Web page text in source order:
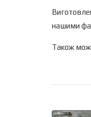
нашими
Також